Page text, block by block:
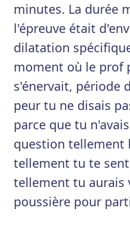
minutes. La durée
l'épreuve était
dilatation
moment où le prof
s'énervait, période
peur tu ne disais
parce que tu
question tellement
tellement tu te
tellement tu aurais
poussière pour